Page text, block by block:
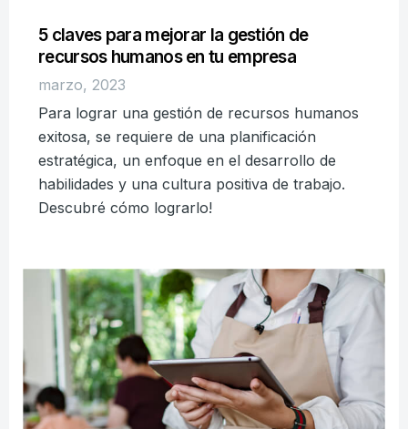
5 claves para mejorar la gestión de
recursos humanos en tu empresa
marzo, 2023
Para lograr una gestión de recursos humanos
exitosa, se requiere de una planificación
estratégica, un enfoque en el desarrollo de
habilidades y una cultura positiva de trabajo.
Descubré cómo lograrlo!